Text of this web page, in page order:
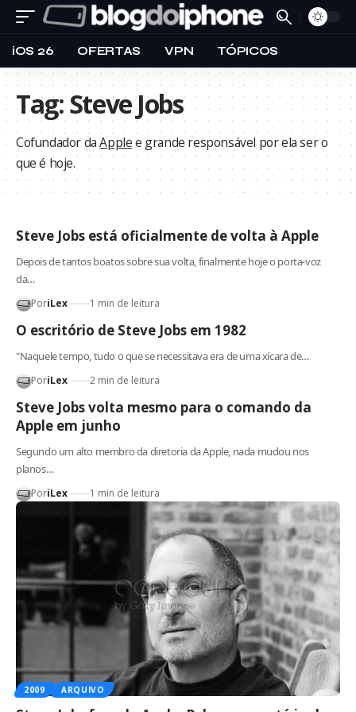
iOS 26 OFERTAS VPN TÓPICOS
Tag:Steve Jobs
Cofundador daApplee grande responsável por ela ser o
que é hoje.
Steve Jobs está oficialmente de volta à Apple
Depois de tantos boatos sobre sua volta, finalmente hoje o porta-voz
da…
PoriLex 1 min de leitura
O escritório de Steve Jobs em 1982
"Naquele tempo, tudo o que se necessitava era de uma xícara de…
PoriLex 2 min de leitura
Steve Jobs volta mesmo para o comando da
Apple em junho
Segundo um alto membro da diretoria da Apple, nada mudou nos
planos…
PoriLex 1 min de leitura
2009 ARQUIVO